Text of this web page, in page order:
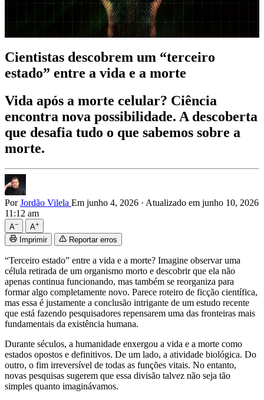
Cientistas descobrem um “terceiro
estado” entre a vida e a morte
Vida após a morte celular? Ciência
encontra nova possibilidade. A descoberta
que desafia tudo o que sabemos sobre a
morte.
PorJordão Vilela Em junho 4, 2026 · Atualizado em junho 10, 2026
11:12 am
A− A+
Imprimir Reportar erros
“Terceiro estado” entre a vida e a morte? Imagine observar uma
célula retirada de um organismo morto e descobrir que ela não
apenas continua funcionando, mas também se reorganiza para
formar algo completamente novo. Parece roteiro de ficção científica,
mas essa é justamente a conclusão intrigante de um estudo recente
que está fazendo pesquisadores repensarem uma das fronteiras mais
fundamentais da existência humana.
Durante séculos, a humanidade enxergou a vida e a morte como
estados opostos e definitivos. De um lado, a atividade biológica. Do
outro, o fim irreversível de todas as funções vitais. No entanto,
novas pesquisas sugerem que essa divisão talvez não seja tão
simples quanto imaginávamos.